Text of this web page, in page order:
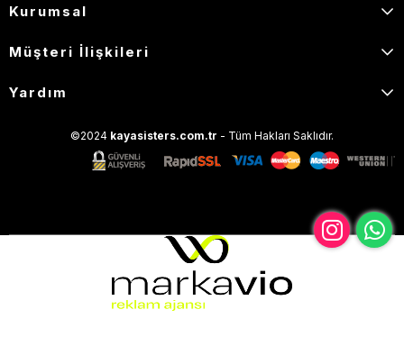
Kurumsal
Müşteri İlişkileri
Yardım
©2024 kayasisters.com.tr - Tüm Hakları Saklıdır.